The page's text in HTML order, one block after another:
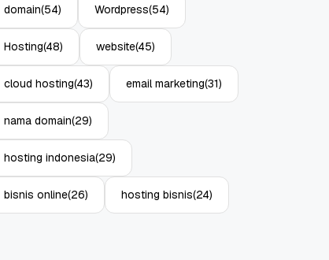
domain(54) Wordpress(54)
Hosting(48) website(45)
cloud hosting(43) email marketing(31)
nama domain(29)
hosting indonesia(29)
bisnis online(26) hosting bisnis(24)